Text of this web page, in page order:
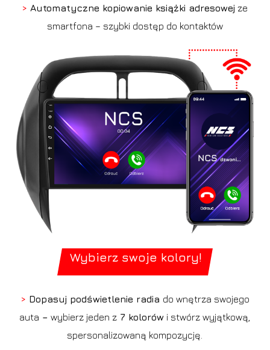
>Automatyczne kopiowanie książki adresowej ze
smartfona – szybki dostęp do kontaktów
Wybierz swoje kolory!
> Dopasuj podświetlenie radia do wnętrza swojego
auta –wybierz jeden z 7 kolorów i stwórz wyjątkową,
spersonalizowaną kompozycję.